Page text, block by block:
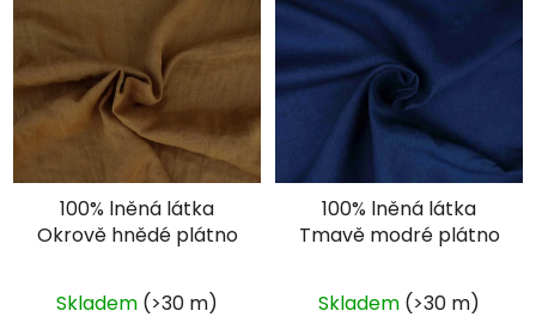
100% lněná látka
Okrově hnědé plátno
Skladem (>30 m)
100% lněná látka
Tmavě modré plátno
Skladem (>30 m)